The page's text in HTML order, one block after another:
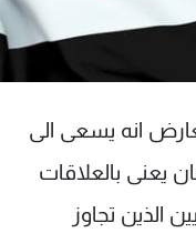
انه يسعى الى
يعنى بالعلاقات
الذين تجاوز